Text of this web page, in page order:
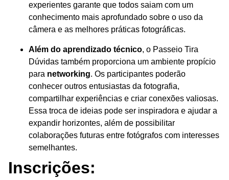
experientes garante que todos saiam com um
conhecimento mais aprofundado sobre o uso da
câmera e as melhores práticas fotográficas.
Além do aprendizado técnico, o Passeio Tira
Dúvidas também proporciona um ambiente propício
para networking. Os participantes poderão
conhecer outros entusiastas da fotografia,
compartilhar experiências e criar conexões valiosas.
Essa troca de ideias pode ser inspiradora e ajudar a
expandir horizontes, além de possibilitar
colaborações futuras entre fotógrafos com interesses
semelhantes.
Inscrições: